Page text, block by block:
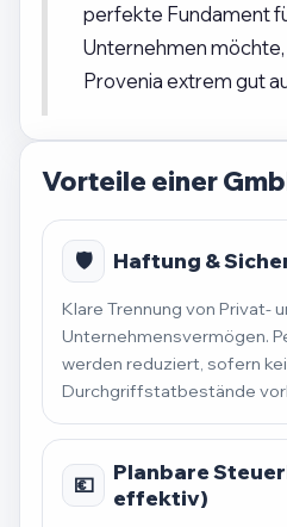
perfekte Fundament
Unternehmen
Provenia extrem gut
Vorteile einer
🛡️ Haftung &
Klare Trennung von Privat-
Unternehmensvermögen.
werden reduziert, sofern
Durchgriffstatbestände
💶
Planbare
effektiv)